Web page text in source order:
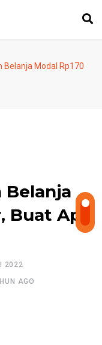
Belanja Modal Rp170
Belanja
Buat Apa
2022
AGO